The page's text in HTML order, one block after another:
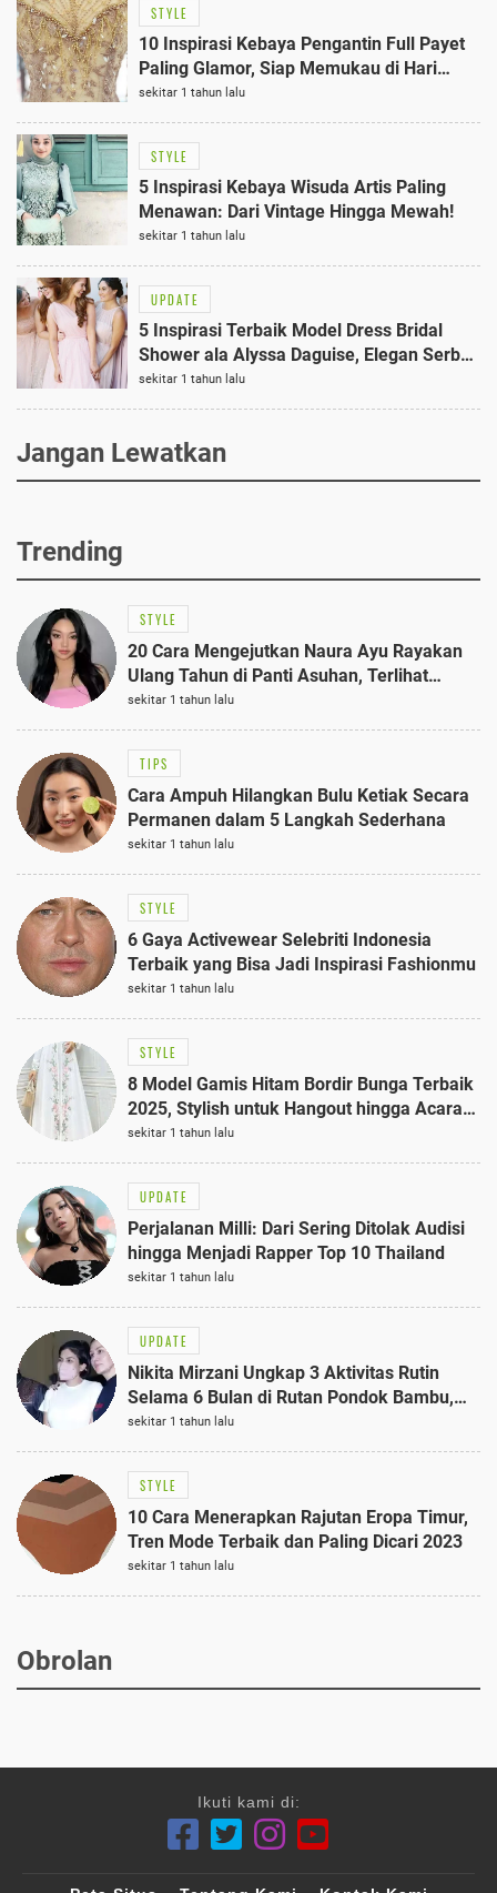
STYLE
10 Inspirasi Kebaya Pengantin Full Payet
Paling Glamor, Siap Memukau di Hari
Pernikahan
sekitar 1 tahun lalu
STYLE
5 Inspirasi Kebaya Wisuda Artis Paling
Menawan: Dari Vintage Hingga Mewah!
sekitar 1 tahun lalu
UPDATE
5 Inspirasi Terbaik Model Dress Bridal
Shower ala Alyssa Daguise, Elegan Serba
Hitam
sekitar 1 tahun lalu
Jangan Lewatkan
Trending
STYLE
20 Cara Mengejutkan Naura Ayu Rayakan
Ulang Tahun di Panti Asuhan, Terlihat
Anggun dengan Kaftan Cokelat
sekitar 1 tahun lalu
TIPS
Cara Ampuh Hilangkan Bulu Ketiak Secara
Permanen dalam 5 Langkah Sederhana
sekitar 1 tahun lalu
STYLE
6 Gaya Activewear Selebriti Indonesia
Terbaik yang Bisa Jadi Inspirasi Fashionmu
sekitar 1 tahun lalu
STYLE
8 Model Gamis Hitam Bordir Bunga Terbaik
2025, Stylish untuk Hangout hingga Acara
Semi-Formal
sekitar 1 tahun lalu
UPDATE
Perjalanan Milli: Dari Sering Ditolak Audisi
hingga Menjadi Rapper Top 10 Thailand
sekitar 1 tahun lalu
UPDATE
Nikita Mirzani Ungkap 3 Aktivitas Rutin
Selama 6 Bulan di Rutan Pondok Bambu,
Terungkap!
sekitar 1 tahun lalu
STYLE
10 Cara Menerapkan Rajutan Eropa Timur,
Tren Mode Terbaik dan Paling Dicari 2023
sekitar 1 tahun lalu
Obrolan
Ikuti kami di: